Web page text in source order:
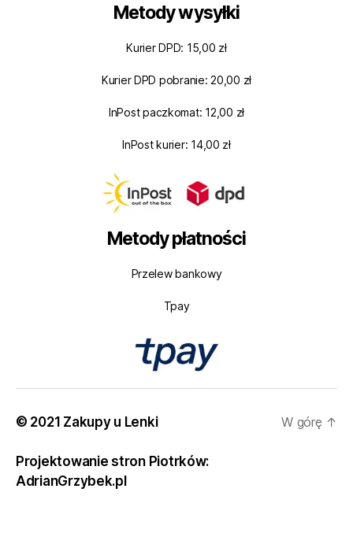
Metody wysyłki
Kurier DPD: 15,00 zł
Kurier DPD pobranie: 20,00 zł
InPost paczkomat: 12,00 zł
InPost kurier: 14,00 zł
Metody płatności
Przelew bankowy
Tpay
© 2021 Zakupy u Lenki
Projektowanie stron Piotrków:
AdrianGrzybek.pl
W górę ↑